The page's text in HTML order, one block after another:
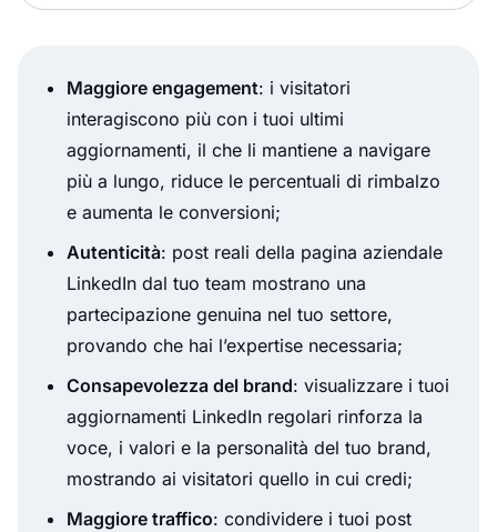
Maggiore engagement: i visitatori
interagiscono più con i tuoi ultimi
aggiornamenti, il che li mantiene a navigare
più a lungo, riduce le percentuali di rimbalzo
e aumenta le conversioni;
Autenticità: post reali della pagina aziendale
LinkedIn dal tuo team mostrano una
partecipazione genuina nel tuo settore,
provando che hai l’expertise necessaria;
Consapevolezza del brand: visualizzare i tuoi
aggiornamenti LinkedIn regolari rinforza la
voce, i valori e la personalità del tuo brand,
mostrando ai visitatori quello in cui credi;
Maggiore traffico: condividere i tuoi post